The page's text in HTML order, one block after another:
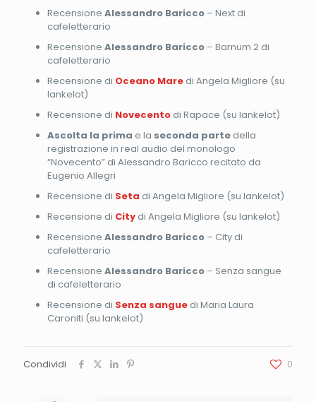
Recensione Alessandro Baricco– Next di
cafeletterario
Recensione Alessandro Baricco– Barnum 2 di
cafeletterario
Recensione di Oceano Maredi Angela Migliore (su
lankelot)
Recensione di Novecentodi Rapace (su lankelot)
Ascolta la prima e la seconda partedella
registrazione in real audio del monologo
“Novecento” di Alessandro Baricco recitato da
Eugenio Allegri
Recensione di Seta di Angela Migliore (su lankelot)
Recensione di City di Angela Migliore (su lankelot)
Recensione Alessandro Baricco– City di
cafeletterario
Recensione Alessandro Baricco– Senza sangue
di cafeletterario
Recensione di Senza sanguedi Maria Laura
Caroniti (su lankelot)
Condividi 0